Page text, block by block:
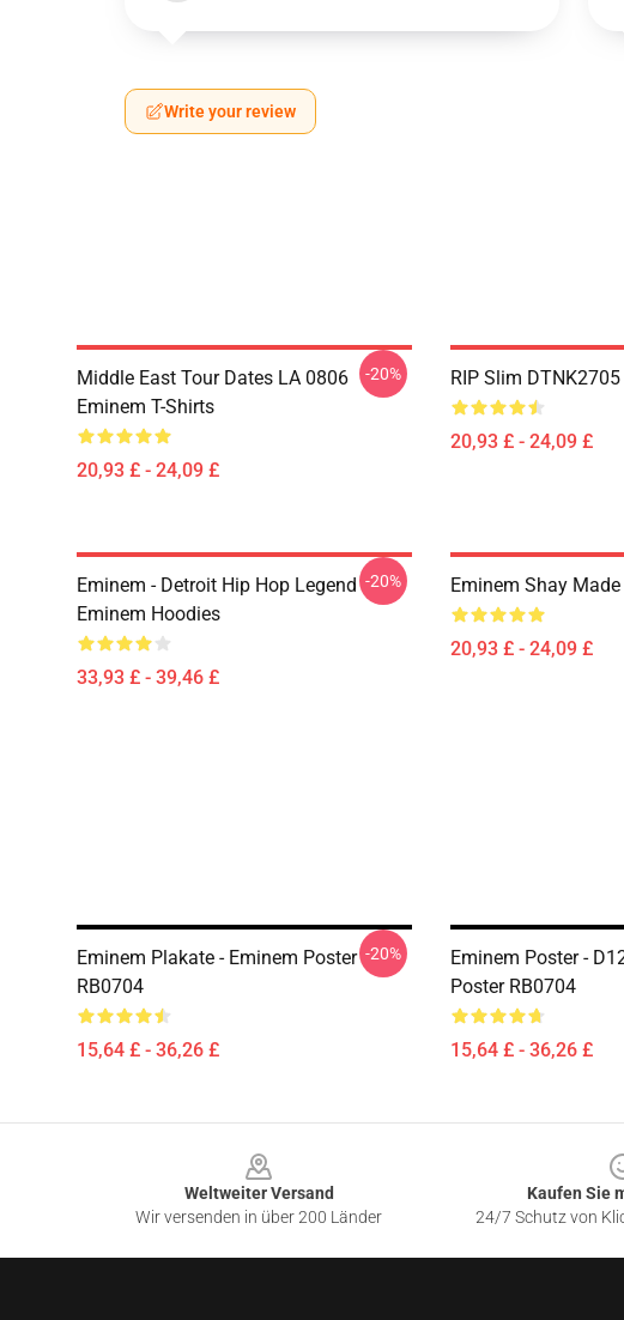
Write your review
Middle East Tour Dates LA 0806
Eminem T-Shirts
20,93 £ - 24,09 £
-20% RIP Slim
20,93 £ - 24,09 £
Eminem - Detroit Hip Hop Legend
Eminem Hoodies
33,93 £ - 39,46 £
-20% Eminem Shay
20,93 £ - 24,09 £
Eminem Plakate - Eminem Poster
RB0704
15,64 £ - 36,26 £
-20%
Eminem Poster -
Poster RB0704
15,64 £ - 36,26 £
Weltweiter Versand
Wir versenden in über 200 Länder
Kaufen Sie
24/7 Schutz von